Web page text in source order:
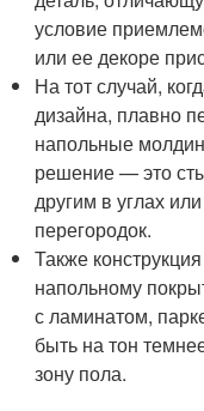
условие
или ее декоре
На тот случай,
дизайна, плавно
напольные
решение — это
другим в углах
перегородок.
Также
напольному
с ламинатом,
быть на тон
зону пола.